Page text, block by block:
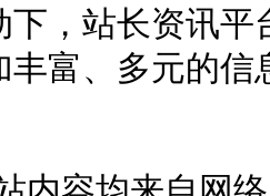
下，站长资讯
丰富、多元的信